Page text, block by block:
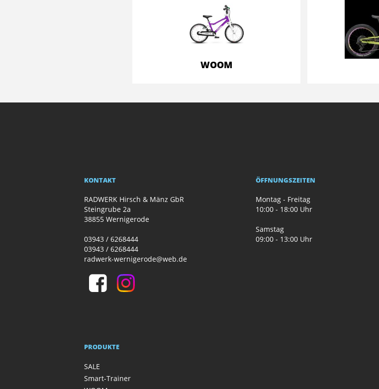
WOOM
KONTAKT
RADWERK Hirsch & Mänz GbR
Steingrube 2a
38855 Wernigerode
03943 / 6268444
03943 / 6268444
radwerk-wernigerode@web.de
ÖFFNUNGSZEITEN
Montag - Freitag
10:00 - 18:00 Uhr
Samstag
09:00 - 13:00 Uhr
PRODUKTE
SALE
Smart-Trainer